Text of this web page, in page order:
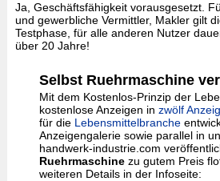
Ja, Geschäftsfähigkeit vorausgesetzt.
und gewerbliche Vermittler, Makler gilt
Testphase, für alle anderen Nutzer
über 20 Jahre!
Selbst Ruehrmaschine
Mit dem Kostenlos-Prinzip der
kostenlose Anzeigen in zwölf
für die Lebensmittelbranche
Anzeigengalerie sowie parallel in
handwerk-industrie.com
Ruehrmaschinezu gutem Preis
weiteren Details in der Infoseite: